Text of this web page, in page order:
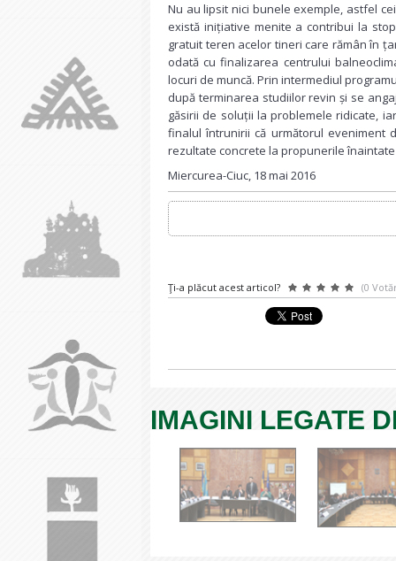
Nu au lipsit nici bunele exemple, astfel
există inițiative menite a contribui la
gratuit teren acelor tineri care rămân în
odată cu finalizarea centrului
locuri de muncă. Prin intermediul
după terminarea studiilor revin și se
găsirii de soluții la problemele ridicate,
finalul întrunirii că următorul
rezultate concrete la propunerile
Miercurea-Ciuc, 18 mai 2016
Ţi-a plăcut acest articol? (0
IMAGINI LEGATE